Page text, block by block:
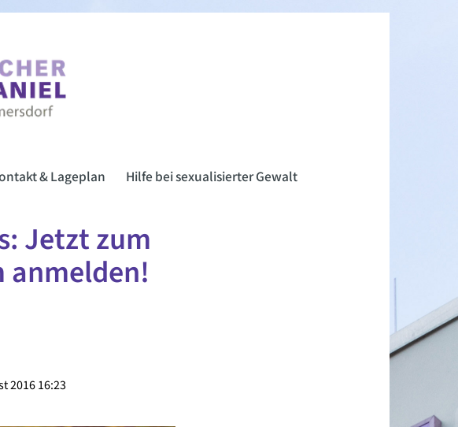
& Lageplan Hilfe bei sexualisierter Gewalt
Jetzt zum
2016 16:23